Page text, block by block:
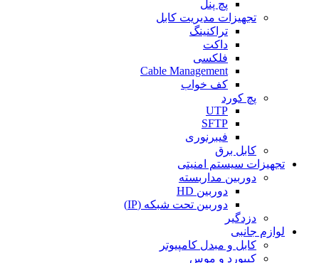
پچ پنل
تجهیزات مدیریت کابل
تراکنینگ
داکت
فلکسی
Cable Management
کف خواب
پچ کورد
UTP
SFTP
فیبرنوری
کابل برق
تجهیزات سیستم امنیتی
دوربین مداربسته
دوربین HD
دوربین تحت شبکه (IP)
دزدگیر
لوازم جانبی
کابل و مبدل کامپیوتر
کیبورد و موس